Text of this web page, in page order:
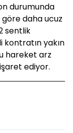
durumunda
daha ucuz
sentlik
yakın
hareket arz
ediyor.